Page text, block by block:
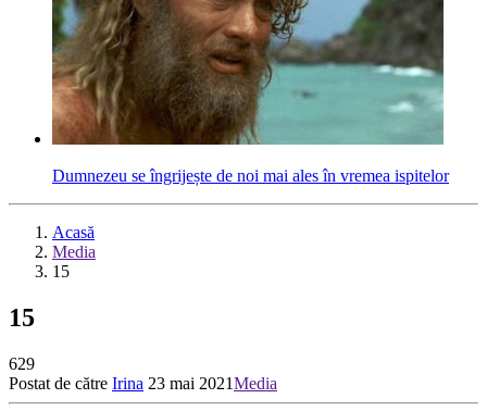
Dumnezeu se îngrijește de noi mai ales în vremea ispitelor
Acasă
Media
15
15
629
Postat de către Irina 23 mai 2021Media